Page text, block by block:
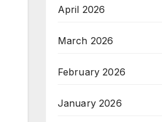
April 2026
March 2026
February 2026
January 2026